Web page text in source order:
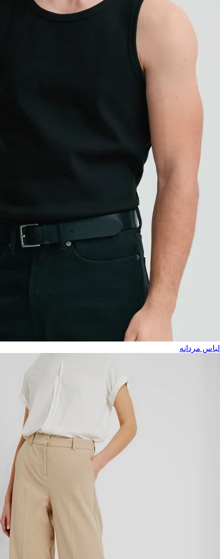
لباس مردانه